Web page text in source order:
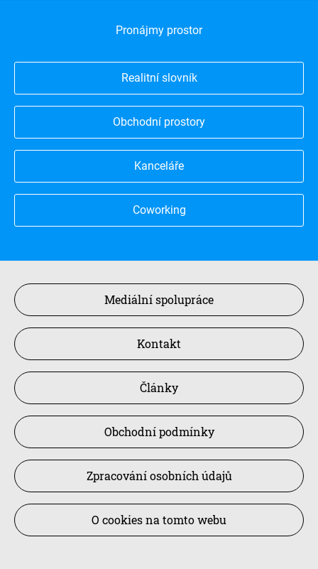
Pronájmy prostor
Realitní slovník
Obchodní prostory
Kanceláře
Coworking
Mediální spolupráce
Kontakt
Články
Obchodní podmínky
Zpracování osobních údajů
O cookies na tomto webu